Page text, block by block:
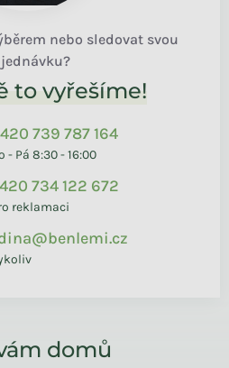
nebo sledovat svou
to vyřešíme!
739 787 164
- Pá 8:30 - 16:00
734 122 672
reklamaci
domů